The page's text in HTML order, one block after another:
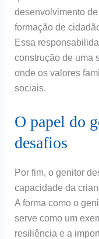
desenvolvimento
formação de
Essa
construção de uma
onde os valores
sociais.
O papel do
desafios
Por fim, o genitor
capacidade da
A forma como o
serve como um
resiliência e a